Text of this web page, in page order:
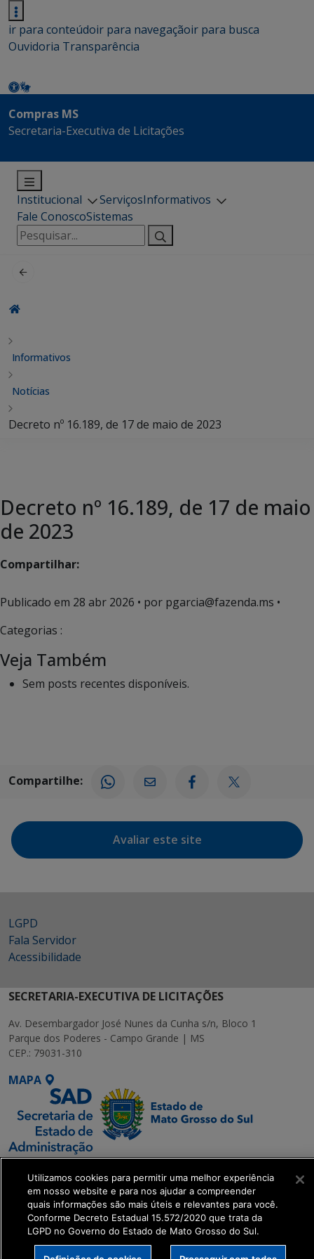
ir para conteúdoir para navegaçãoir para busca
Ouvidoria Transparência
Compras MS
Secretaria-Executiva de Licitações
Institucional ServiçosInformativos
Fale ConoscoSistemas
Pesquisar
por:
Informativos
Notícias
Decreto nº 16.189, de 17 de maio de 2023
Decreto nº 16.189, de 17 de maio
de 2023
Compartilhar:
Publicado em 28 abr 2026 • por pgarcia@fazenda.ms •
Categorias :
Veja Também
Sem posts recentes disponíveis.
Compartilhe:
Avaliar este site
LGPD
Fala Servidor
Acessibilidade
SECRETARIA-EXECUTIVA DE LICITAÇÕES
Av. Desembargador José Nunes da Cunha s/n, Bloco 1
Parque dos Poderes - Campo Grande | MS
CEP.: 79031-310
MAPA
SETDIG | Secretaria-
Executiva de
Transformação Digital
get_footer();
Utilizamos cookies para permitir uma melhor experiência
em nosso website e para nos ajudar a compreender
quais informações são mais úteis e relevantes para você.
Conforme Decreto Estadual 15.572/2020 que trata da
LGPD no Governo do Estado de Mato Grosso do Sul.